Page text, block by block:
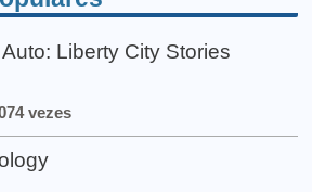
Liberty City Stories
vezes